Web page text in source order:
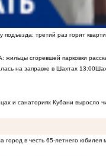
третий раз горит
сгоревшей парковки
на заправке в Шахтах 13:00
и санаториях Кубани выросло
город в честь 65-летнего юбилея